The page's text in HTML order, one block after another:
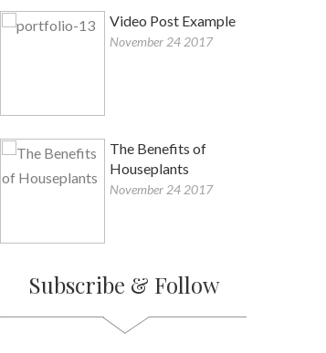
Video Post Example
November 24 2017
The Benefits of
Houseplants
November 24 2017
Subscribe & Follow